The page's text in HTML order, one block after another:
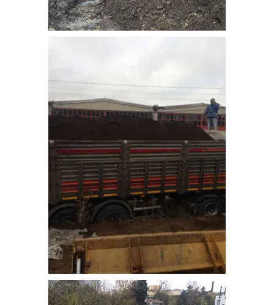
bitkisel_toprak-11